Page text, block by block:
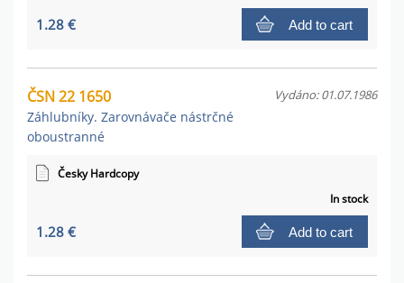
1.28 € Add to cart
ČSN 22 1650
Záhlubníky. Zarovnávače nástrčné
oboustranné
Vydáno: 01.07.1986
Česky Hardcopy
In stock
1.28 € Add to cart